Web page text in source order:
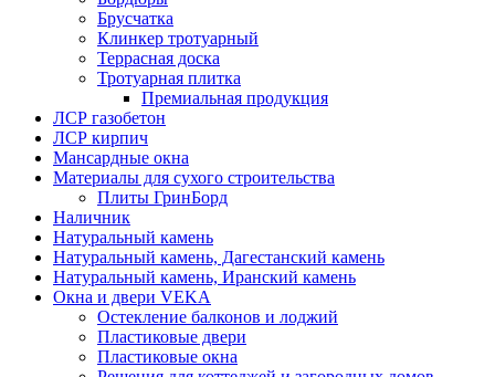
Брусчатка
Клинкер тротуарный
Террасная доска
Тротуарная плитка
Премиальная продукция
ЛСР газобетон
ЛСР кирпич
Мансардные окна
Материалы для сухого строительства
Плиты ГринБорд
Наличник
Натуральный камень
Натуральный камень, Дагестанский камень
Натуральный камень, Иранский камень
Окна и двери VEKA
Остекление балконов и лоджий
Пластиковые двери
Пластиковые окна